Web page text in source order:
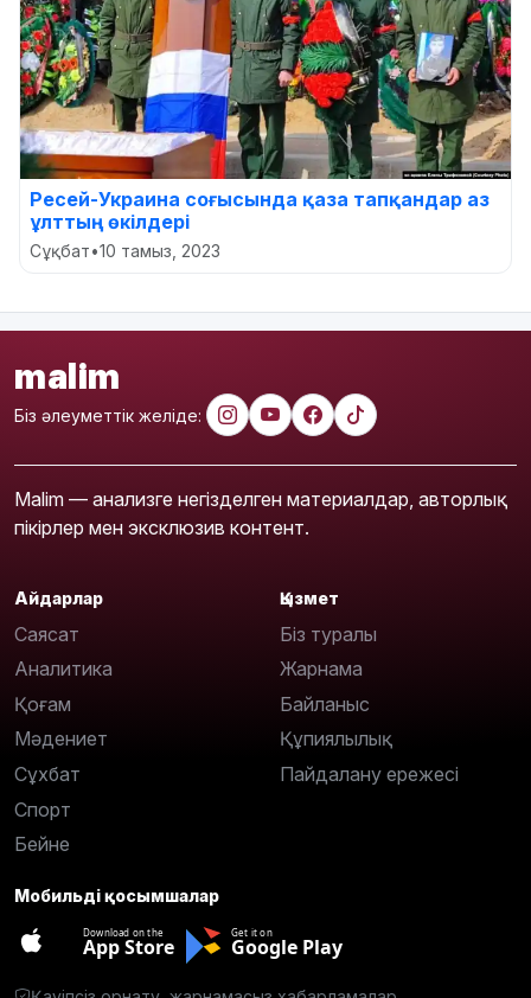
Ресей-Украина соғысында қаза тапқандар аз
ұлттың өкілдері
Сұқбат•10 тамыз, 2023
malim
Біз әлеуметтік желіде:
Malim — анализге негізделген материалдар, авторлық
пікірлер мен эксклюзив контент.
Айдарлар
Саясат
Аналитика
Қоғам
Мәдениет
Сұхбат
Спорт
Бейне
Қызмет
Біз туралы
Жарнама
Байланыс
Құпиялылық
Пайдалану ережесі
Мобильді қосымшалар
Download on the
App Store
Get it on
Google Play